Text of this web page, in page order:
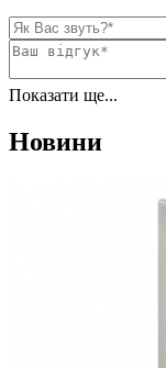
Показати ще...
Новини